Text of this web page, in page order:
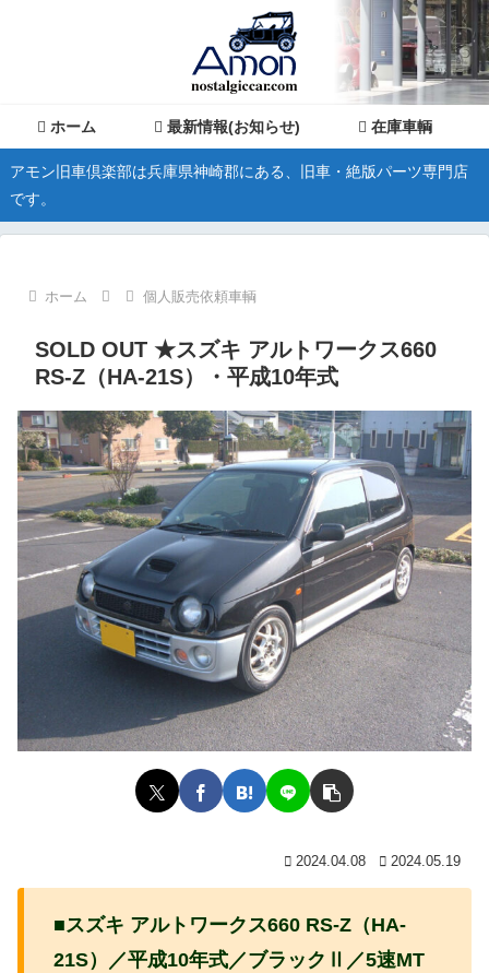
ホーム 最新情報(お知らせ) 在庫車輌
アモン旧車倶楽部は兵庫県神崎郡にある、旧車・絶版パーツ専門店
です。
ホーム 個人販売依頼車輌
SOLD OUT ★スズキ アルトワークス660
RS-Z（HA-21S）・平成10年式
2024.04.08 2024.05.19
■スズキ アルトワークス660 RS-Z（HA-
21S）／平成10年式／ブラックⅡ／5速MT